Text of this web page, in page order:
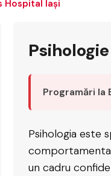
Hospital Iași
Programări la
Psihologia este
un cadru